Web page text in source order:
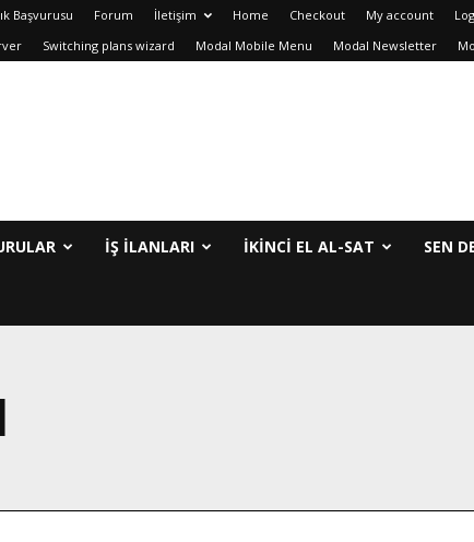
Başvurusu Forum İletişim Home Checkout My account
Switching plans wizard Modal Mobile Menu Modal Newsletter
İŞ İLANLARI IKINCI EL AL-SAT SEN